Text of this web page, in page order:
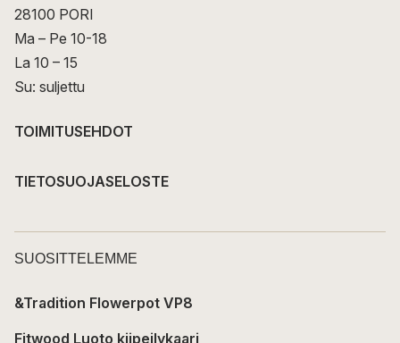
28100 PORI
Ma – Pe 10-18
La 10 – 15
Su: suljettu
TOIMITUSEHDOT
TIETOSUOJASELOSTE
SUOSITTELEMME
&Tradition Flowerpot VP8
Fitwood Luoto kiipeilykaari